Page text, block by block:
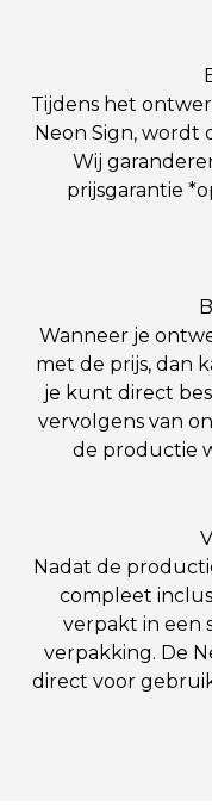
Tijdens het
Neon Sign, wordt
Wij
prijsgarantie
Wanneer je
met de prijs, dan
je kunt direct
vervolgens van
de productie
Nadat de
compleet
verpakt in een
verpakking. De
direct voor